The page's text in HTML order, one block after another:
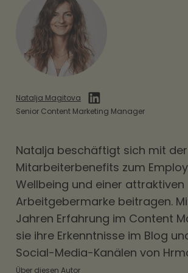
Natalja Magitova
Senior Content Marketing Manager
Natalja beschäftigt sich mit
Mitarbeiterbenefits zum
Wellbeing und einer attraktiven
Arbeitgebermarke beitragen.
Jahren Erfahrung im Content
sie ihre Erkenntnisse im Blog
Social-Media-Kanälen von
Über diesen Autor